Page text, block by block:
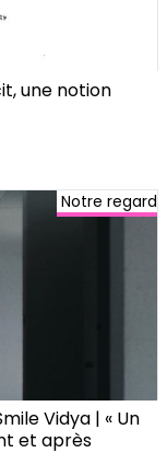
une notion
Notre regard
Vidya | « Un
et après